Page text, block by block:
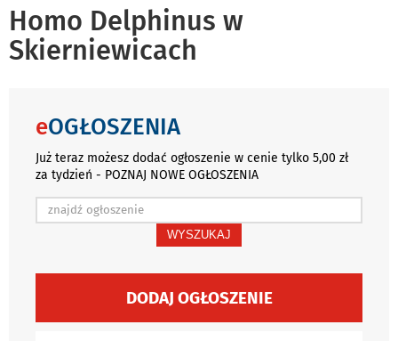
Homo Delphinus w
Skierniewicach
eOGŁOSZENIA
Już teraz możesz dodać ogłoszenie w cenie tylko 5,00 zł
za tydzień - POZNAJ NOWE OGŁOSZENIA
WYSZUKAJ
DODAJ OGŁOSZENIE